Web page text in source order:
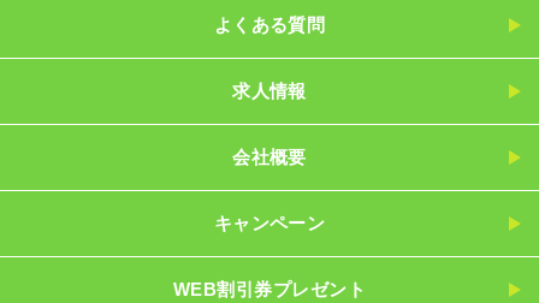
よくある質問
求人情報
会社概要
キャンペーン
WEB割引券プレゼント